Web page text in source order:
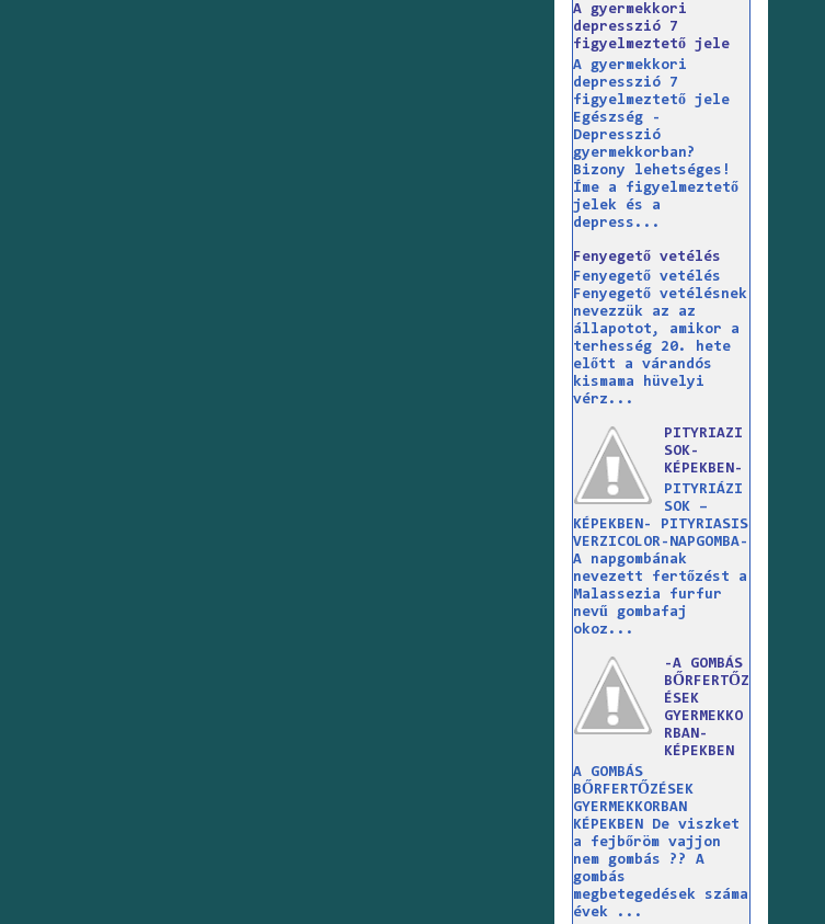
A gyermekkori
depresszió 7
figyelmeztető jele
A gyermekkori
depresszió 7
figyelmeztető jele
Egészség -
Depresszió
gyermekkorban?
Bizony lehetséges!
Íme a figyelmeztető
jelek és a
depress...
Fenyegető vetélés
Fenyegető vetélés
Fenyegető vetélésnek
nevezzük az az
állapotot, amikor a
terhesség 20. hete
előtt a várandós
kismama hüvelyi
vérz...
PITYRIAZI
SOK-
KÉPEKBEN-
PITYRIÁZI
SOK –
KÉPEKBEN- PITYRIASIS
VERZICOLOR-NAPGOMBA-
A napgombának
nevezett fertőzést a
Malassezia furfur
nevű gombafaj
okoz...
-A GOMBÁS
BŐRFERTŐZ
ÉSEK
GYERMEKKO
RBAN-
KÉPEKBEN
A GOMBÁS
BŐRFERTŐZÉSEK
GYERMEKKORBAN
KÉPEKBEN De viszket
a fejbőröm vajjon
nem gombás ?? A
gombás
megbetegedések száma
évek ...